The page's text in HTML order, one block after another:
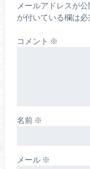
メールアドレスが
が付いている欄は
コメント ※
名前 ※
メール ※